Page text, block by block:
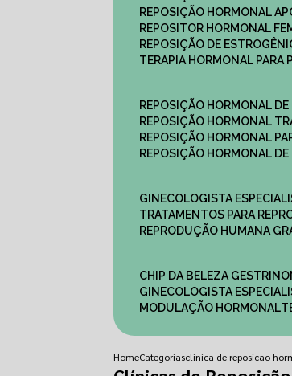
REPOSIÇÃO HORMONAL
REPOSITOR HORMONAL
REPOSIÇÃO DE
TERAPIA HORMONAL PARA
REPOSIÇÃO HORMONAL
REPOSIÇÃO HORMONAL
REPOSIÇÃO HORMONAL
REPOSIÇÃO HORMONAL
GINECOLOGISTA
TRATAMENTOS PARA
REPRODUÇÃO HUMANA
CHIP DA BELEZA
GINECOLOGISTA
MODULAÇÃO HORMONAL
HomeCategoriasclinica de reposicao